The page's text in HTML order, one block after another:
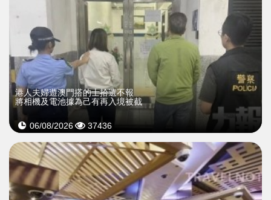
​港人夫婦遊澳門搭的士拾遺不報
將相機及電池據為己有再入境被截
06/08/2026 37436